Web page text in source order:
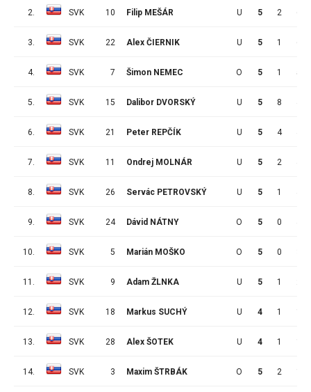
2. SVK 10 Filip MEŠÁR U 5 2 6
3. SVK 22 Alex ČIERNIK U 5 1 6
4. SVK 7 Šimon NEMEC O 5 1 5
5. SVK 15 Dalibor DVORSKÝ U 5 8
6. SVK 21 Peter REPČÍK U 5 4
7. SVK 11 Ondrej MOLNÁR U 5 2
8. SVK 26 Servác PETROVSKÝ U 5 1
9. SVK 24 Dávid NÁTNY O 5 0
10. SVK 5 Marián MOŠKO O 5 0
11. SVK 9 Adam ŽLNKA U 5 1 2
12. SVK 18 Markus SUCHÝ U 4 1
13. SVK 28 Alex ŠOTEK U 4 1
14. SVK 3 Maxim ŠTRBÁK O 5 2